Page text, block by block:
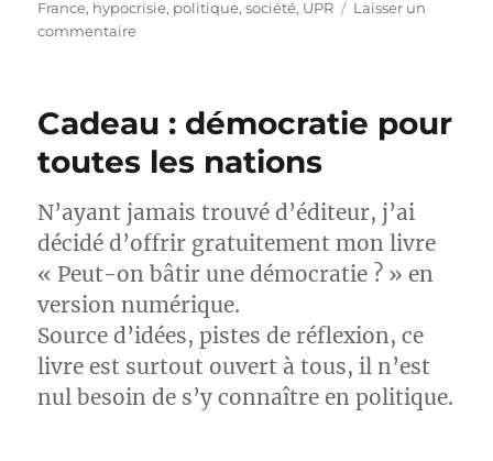
France, hypocrisie, politique,société, UPR
Laisser un
commentairesur
et
actualité
Cadeau : démocratie pour
toutes les nations
N’ayant jamais trouvé d’éditeur, j’ai
décidé d’offrir gratuitement mon livre
« Peut-on bâtir une démocratie ? » en
version numérique.
Source d’idées, pistes de réflexion, ce
livre est surtout ouvert à tous, il n’est
nul besoin de s’y connaître en politique.